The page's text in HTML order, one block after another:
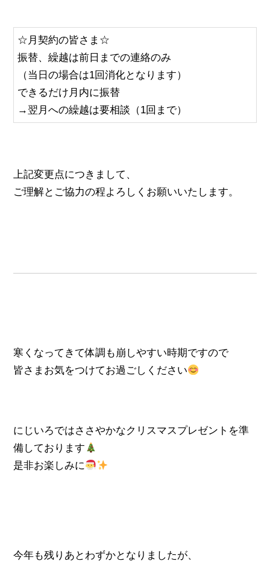
☆月契約の皆さま☆
振替、繰越は前日までの連絡のみ
（当日の場合は1回消化となります）
できるだけ月内に振替
→翌月への繰越は要相談（1回まで）
上記変更点につきまして、
ご理解とご協力の程よろしくお願いいたします。
寒くなってきて体調も崩しやすい時期ですので
皆さまお気をつけてお過ごしください
にじいろではささやかなクリスマスプレゼントを準
備しております
是非お楽しみに
今年も残りあとわずかとなりましたが、